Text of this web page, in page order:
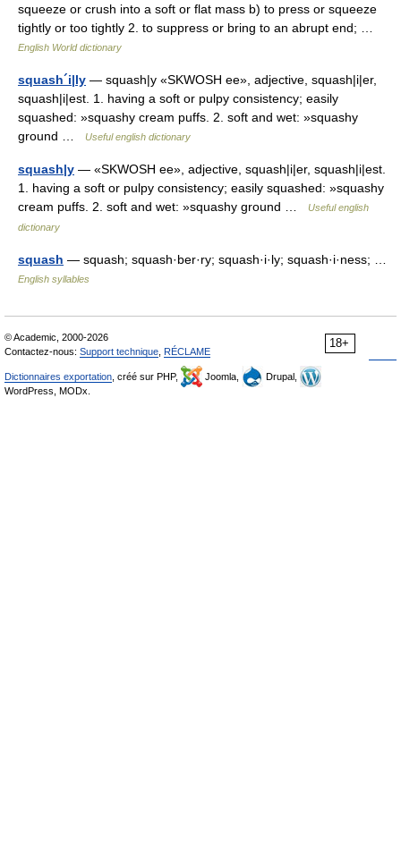
squeeze or crush into a soft or flat mass b) to press or squeeze
tightly or too tightly 2. to suppress or bring to an abrupt end; …
English World dictionary
squash´i|ly — squash|y «SKWOSH ee», adjective, squash|i|er,
squash|i|est. 1. having a soft or pulpy consistency; easily
squashed: »squashy cream puffs. 2. soft and wet: »squashy
ground …
Useful english dictionary
squash|y — «SKWOSH ee», adjective, squash|i|er, squash|i|est.
1. having a soft or pulpy consistency; easily squashed: »squashy
cream puffs. 2. soft and wet: »squashy ground …
Useful english
dictionary
squash — squash; squash·ber·ry; squash·i·ly; squash·i·ness; …
English syllables
18+
© Academic, 2000-2026
Contactez-nous: Support technique RÉCLAME
Dictionnaires exportation , créé sur PHP, Joomla,
Drupal,
WordPress, MODx.